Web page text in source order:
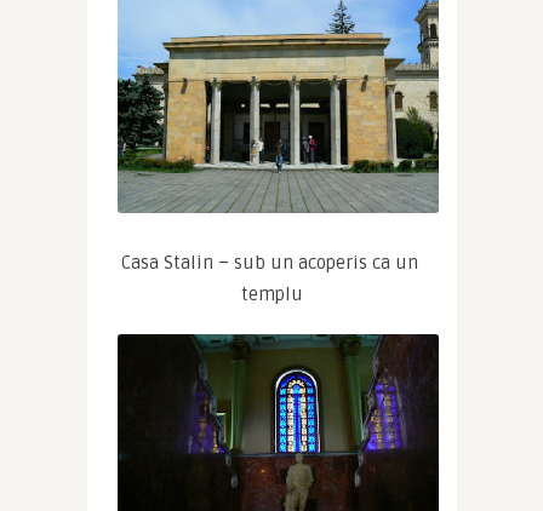
Casa Stalin – sub un acoperis ca un
templu